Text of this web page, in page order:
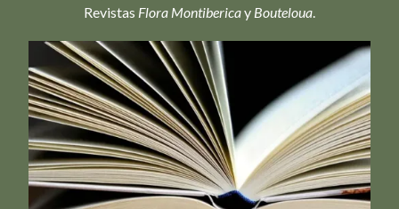
Revistas Flora Montibericay Bouteloua.